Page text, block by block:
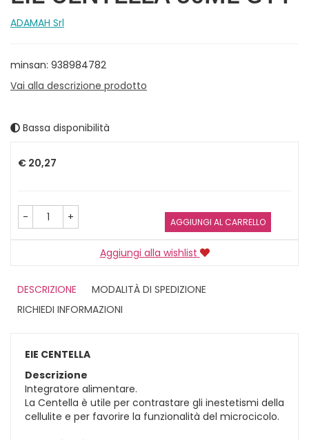
ADAMAH Srl
minsan: 938984782
Vai alla descrizione prodotto
Bassa disponibilità
€ 20,27
- + AGGIUNGI AL CARRELLO
Aggiungi alla wishlist
DESCRIZIONE
MODALITÀ DI SPEDIZIONE
RICHIEDI INFORMAZIONI
EIE CENTELLA
Descrizione
Integratore alimentare.
La Centella è utile per contrastare gli inestetismi della
cellulite e per favorire la funzionalità del microcicolo.